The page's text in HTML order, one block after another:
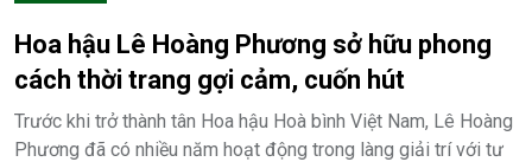
Hoa hậu Lê Hoàng Phương sở hữu phong
cách thời trang gợi cảm, cuốn hút
Trước khi trở thành tân Hoa hậu Hoà bình Việt Nam, Lê Hoàng
Phương đã có nhiều năm hoạt động trong làng giải trí với tư